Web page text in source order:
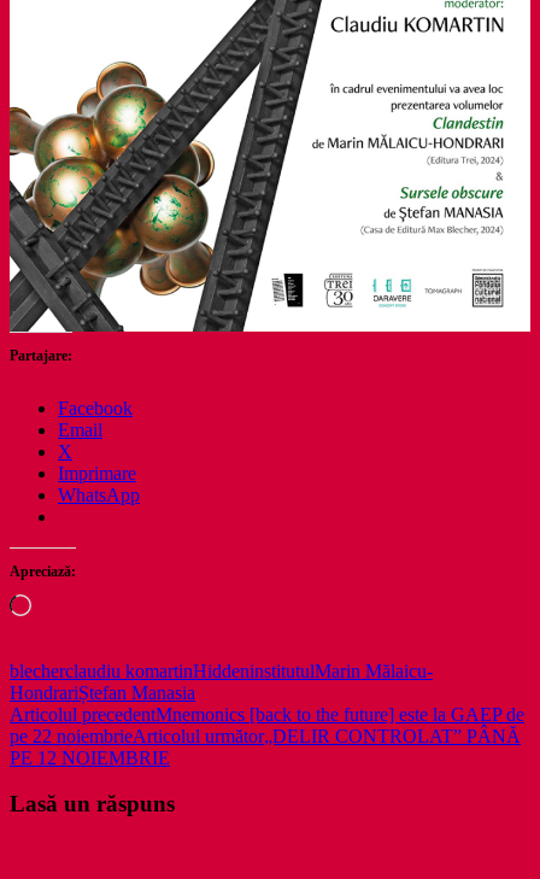
Partajare:
Facebook
Email
X
Imprimare
WhatsApp
Apreciază:
Încarc...
blecherclaudiu komartinHiddeninstitutulMarin Mălaicu-
HondrariȘtefan Manasia
Navigare
în
Articolul precedentMnemonics [back to the future] este la GAEP de
pe 22 noiembrieArticolul următor„DELIR CONTROLAT” PÂNĂ
PE 12 NOIEMBRIE
Lasă un răspuns